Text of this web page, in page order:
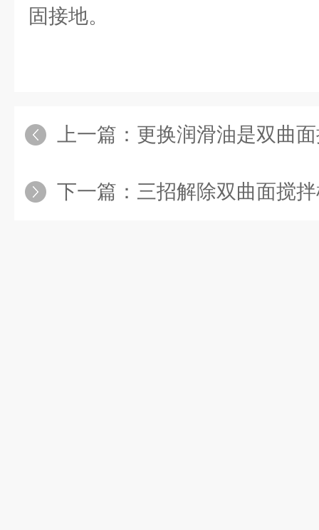
固接地。
上一篇： 更换润滑油是双曲面
下一篇： 三招解除双曲面搅拌